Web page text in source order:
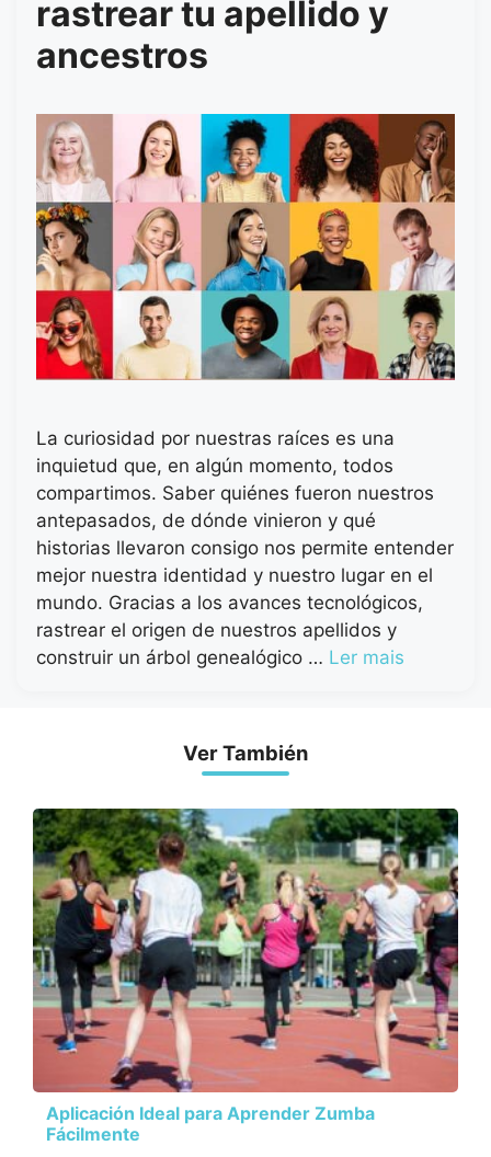
rastrear tu apellido y
ancestros
La curiosidad por nuestras raíces es una
inquietud que, en algún momento, todos
compartimos. Saber quiénes fueron nuestros
antepasados, de dónde vinieron y qué
historias llevaron consigo nos permite entender
mejor nuestra identidad y nuestro lugar en el
mundo. Gracias a los avances tecnológicos,
rastrear el origen de nuestros apellidos y
construir un árbol genealógico … Ler mais
Ver También
Aplicación Ideal para Aprender Zumba
Fácilmente